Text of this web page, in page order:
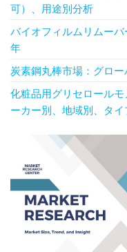
可）、用途別分析
バイオフィルムリムー
年
炭素鋼丸棒市場：グロ
化粧品用グリセロール
ーカー別、地域別、タ